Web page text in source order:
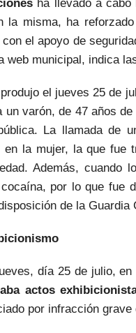
ha llevado a cabo
la misma, ha
el apoyo de
web municipal, indica
el jueves 25 de
un varón, de 47 años
La llamada de
la mujer, la que fue
Además, cuando
por lo que fue
de la Guardia
día 25 de julio,
actos
por infracción